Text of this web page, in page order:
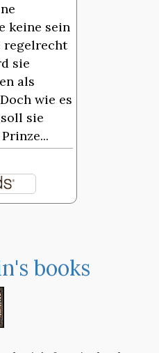
keine sein
regelrecht
sie
als
wie es
sie
books